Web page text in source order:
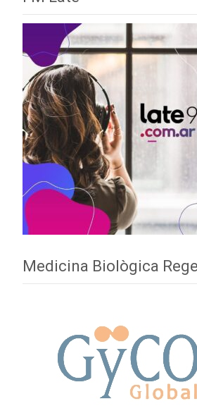
Medicina Biològica